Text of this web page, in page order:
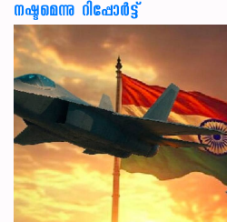
നഷ്ടമെന്നു റിപ്പോര്‍ട്ട്